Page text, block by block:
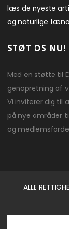
læs de nyeste
og naturlige
STØT OS NU!
Med en støtte til
genopretning af
Vi inviterer dig
på nye områder
og
ALLE